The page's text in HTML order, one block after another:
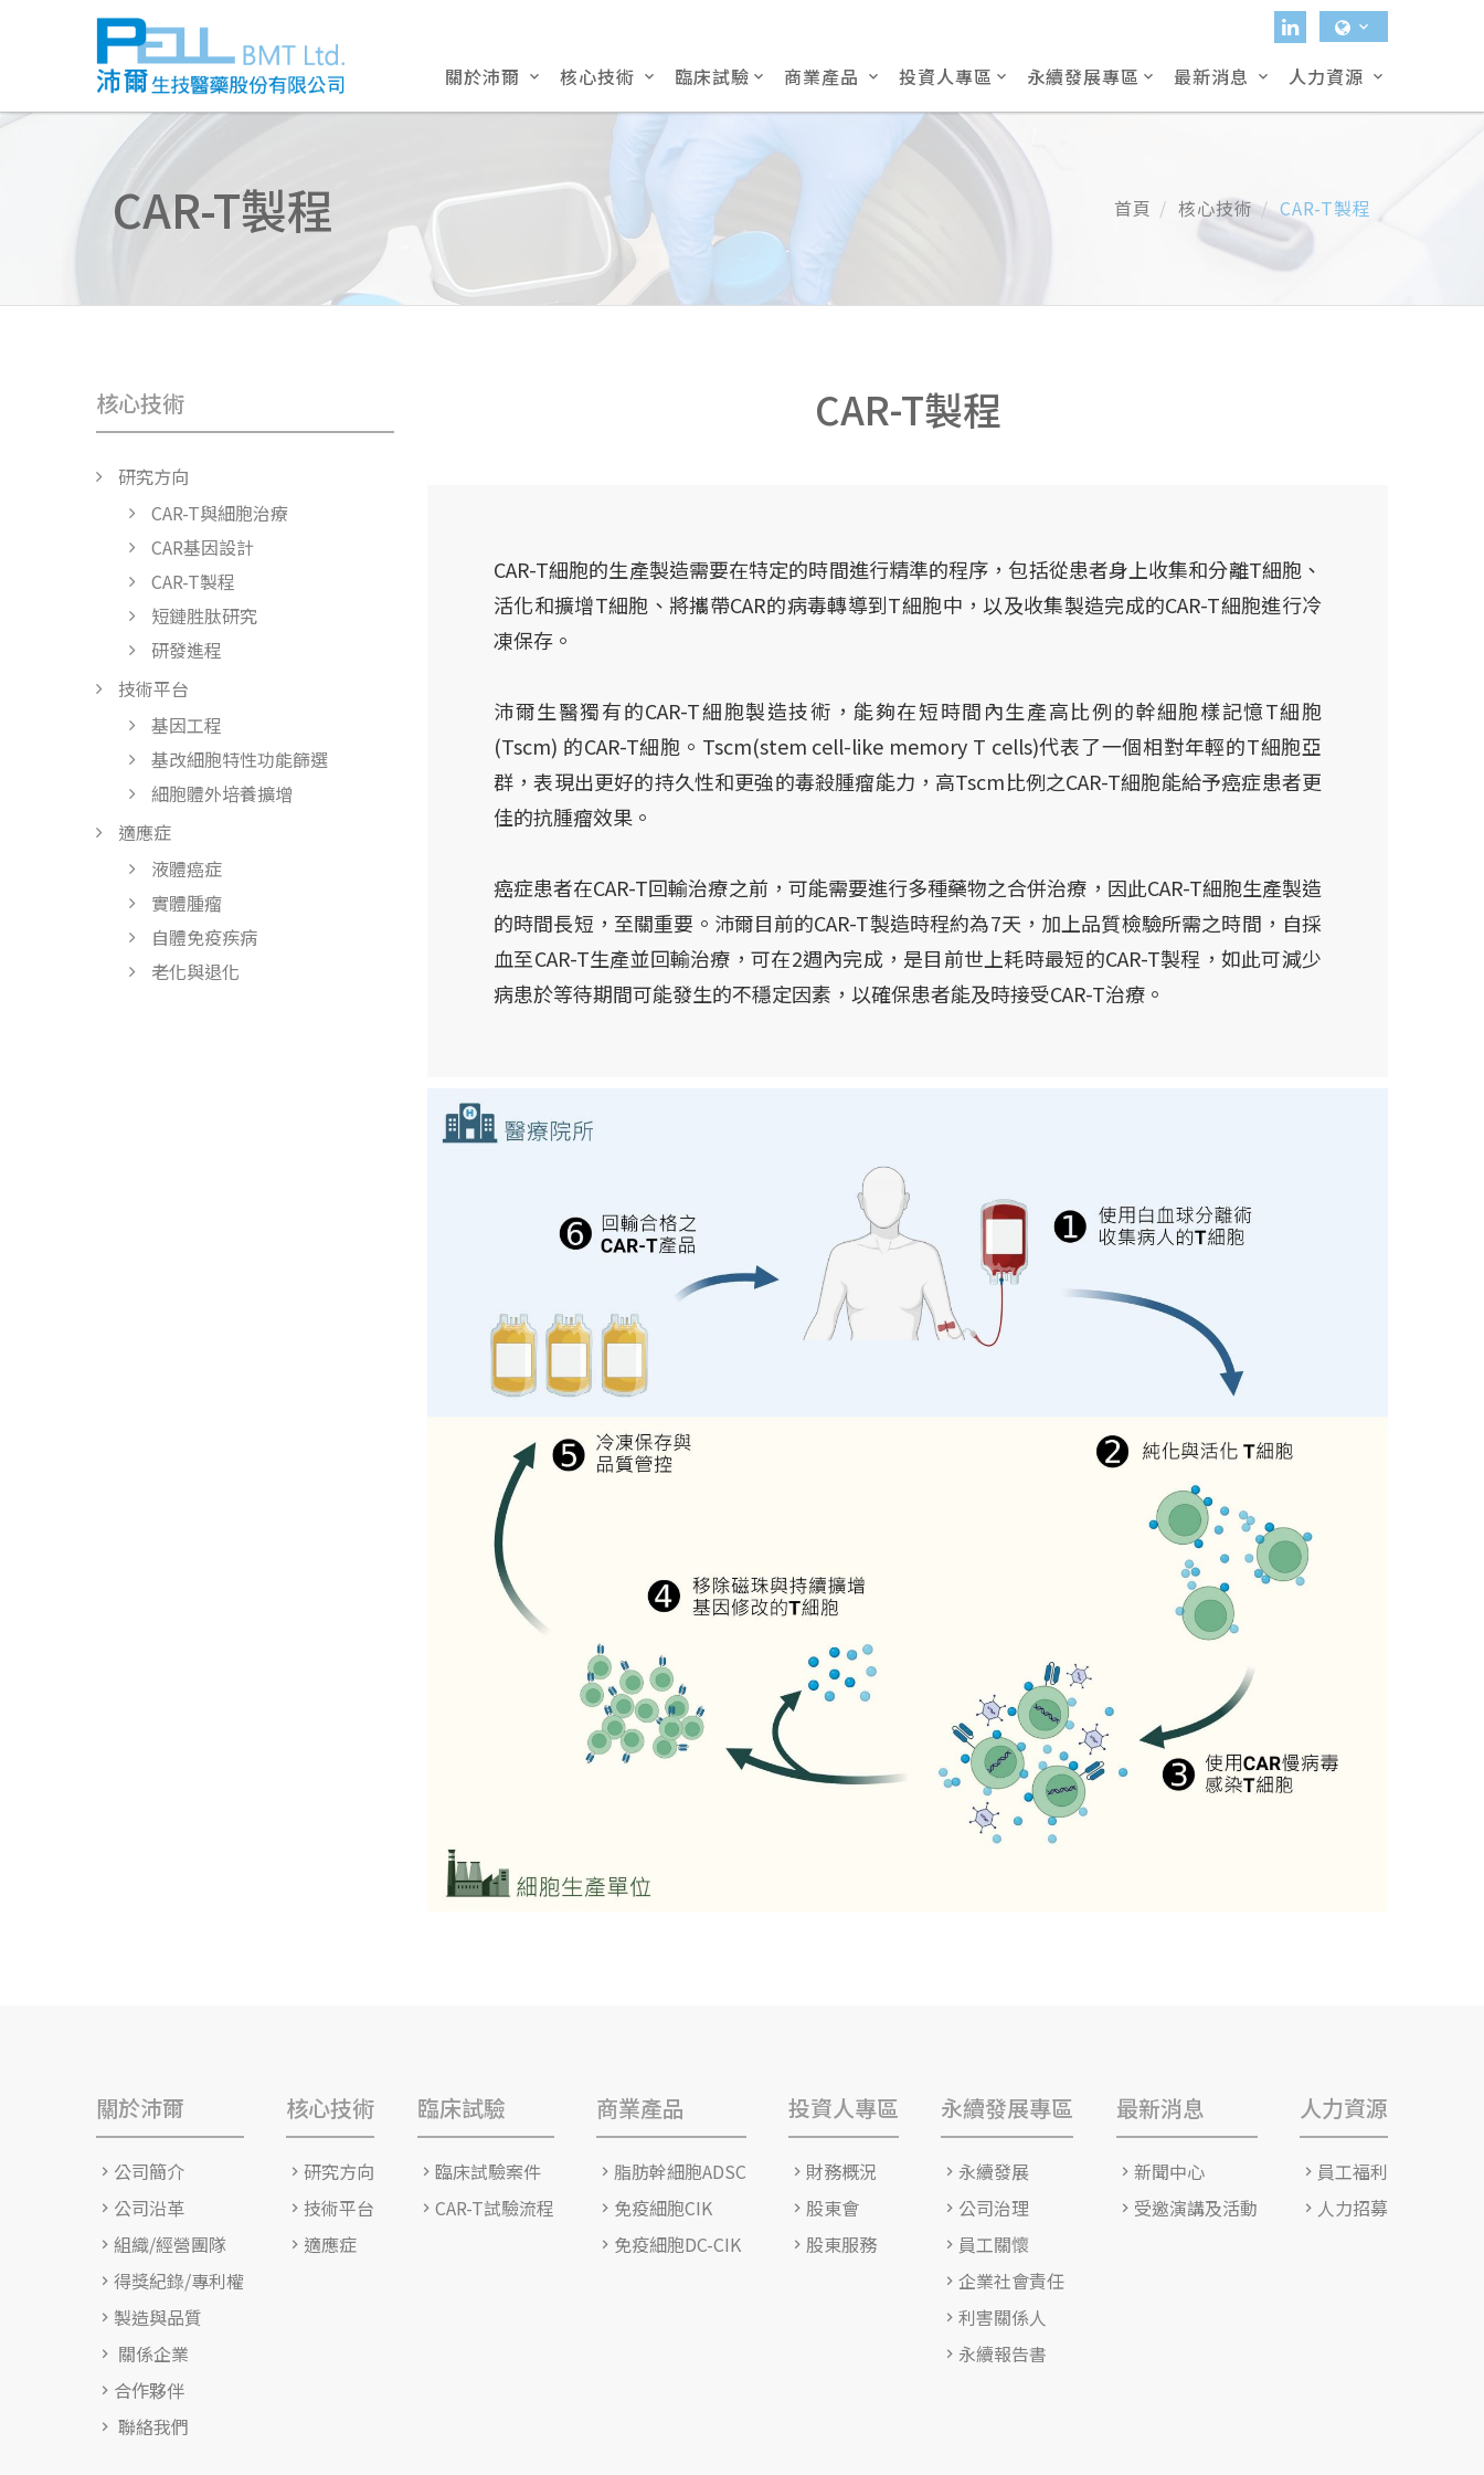
關於沛爾 核心技術 臨床試驗 商業產品 投資人專區 永續發展專區 最新消息 人力資源
CAR-T製程 首頁 核心技術 CAR-T製程
核心技術
研究方向
CAR-T與細胞治療
CAR基因設計
CAR-T製程
短鏈胜肽研究
研發進程
技術平台
基因工程
基改細胞特性功能篩選
細胞體外培養擴增
適應症
液體癌症
實體腫瘤
自體免疫疾病
老化與退化
CAR-T製程
CAR-T細胞的生產製造需要在特定的時間進行精準的程序，包括從患者身上收集和分離T細胞、
活化和擴增T細胞、將攜帶CAR的病毒轉導到T細胞中，以及收集製造完成的CAR-T細胞進行冷
凍保存。
沛爾生醫獨有的CAR-T細胞製造技術，能夠在短時間內生產高比例的幹細胞樣記憶T細胞
(Tscm) 的CAR-T細胞。Tscm(stem cell-like memory T cells)代表了一個相對年輕的T細胞亞
群，表現出更好的持久性和更強的毒殺腫瘤能力，高Tscm比例之CAR-T細胞能給予癌症患者更
佳的抗腫瘤效果。
癌症患者在CAR-T回輸治療之前，可能需要進行多種藥物之合併治療，因此CAR-T細胞生產製造
的時間長短，至關重要。沛爾目前的CAR-T製造時程約為7天，加上品質檢驗所需之時間，自採
血至CAR-T生產並回輸治療，可在2週內完成，是目前世上耗時最短的CAR-T製程，如此可減少
病患於等待期間可能發生的不穩定因素，以確保患者能及時接受CAR-T治療。
關於沛爾
公司簡介
公司沿革
組織/經營團隊
得獎紀錄/專利權
製造與品質
關係企業
合作夥伴
聯絡我們
核心技術
研究方向
技術平台
適應症
臨床試驗
臨床試驗案件
CAR-T試驗流程
商業產品
脂肪幹細胞ADSC
免疫細胞CIK
免疫細胞DC-CIK
投資人專區
財務概況
股東會
股東服務
永續發展專區
永續發展
公司治理
員工關懷
企業社會責任
利害關係人
永續報告書
最新消息
新聞中心
受邀演講及活動
人力資源
員工福利
人力招募